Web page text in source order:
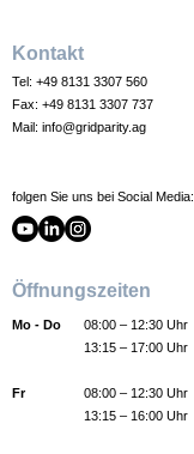
Kontakt
Tel: +49 8131 3307 560
Fax: +49 8131 3307 737
Mail: info@gridparity.ag
folgen Sie uns bei Social Media:
Öffnungszeiten
Mo - Do
Fr
08:00 – 12:30 Uhr
13:15 – 17:00 Uhr
08:00 – 12:30 Uhr
13:15 – 16:00 Uhr